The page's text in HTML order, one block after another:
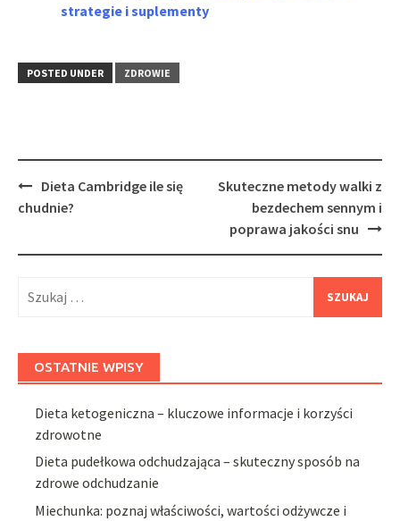
strategie i suplementy
POSTED UNDER ZDROWIE
Post
navigation
Dieta Cambridge ile się
chudnie?
Skuteczne metody walki z
bezdechem sennym i
poprawa jakości snu
OSTATNIE WPISY
Dieta ketogeniczna – kluczowe informacje i korzyści
zdrowotne
Dieta pudełkowa odchudzająca – skuteczny sposób na
zdrowe odchudzanie
Miechunka: poznaj właściwości, wartości odżywcze i